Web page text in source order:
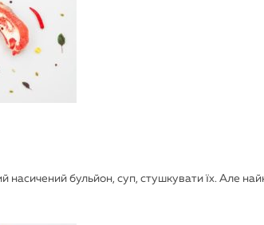
насичений бульйон, суп, стушкувати їх. Але